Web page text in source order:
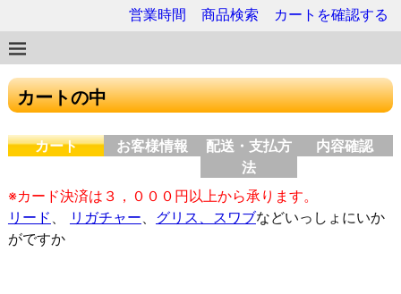
営業時間 商品検索 カートを確認する
カートの中
カート お客様情報
配送・支払方
法
内容確認
※カード決済は３，０００円以上から承ります。
リード 、 リガチャー、 グリス、スワブなどいっしょにいか
がですか